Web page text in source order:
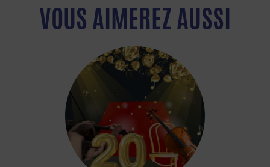
VOUS AIMEREZ AUSSI